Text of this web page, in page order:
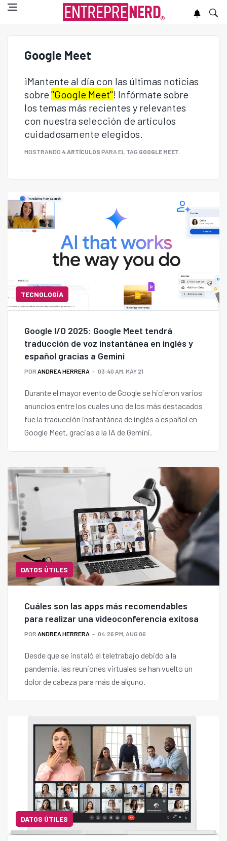
Google Meet
¡Mantente al día con las últimas noticias
sobre "Google Meet"! Infórmate sobre
los temas más recientes y relevantes
con nuestra selección de artículos
cuidadosamente elegidos.
MOSTRANDO 4 ARTÍCULOS PARA EL TAG GOOGLE MEET
TECNOLOGÍA
Google I/O 2025: Google Meet tendrá
traducción de voz instantánea en inglés y
español gracias a Gemini
POR ANDREA HERRERA 03:40 AM, MAY 21
Durante el mayor evento de Google se hicieron varios
anuncios entre los cuales uno de los más destacados
fue la traducción instantánea de inglés a español en
Google Meet, gracias a la IA de Gemini.
DATOS ÚTILES
Cuáles son las apps más recomendables
para realizar una videoconferencia exitosa
POR ANDREA HERRERA 04:26 PM, AUG 06
Desde que se instaló el teletrabajo debido a la
pandemia, las reuniones virtuales se han vuelto un
dolor de cabeza para más de alguno.
DATOS ÚTILES